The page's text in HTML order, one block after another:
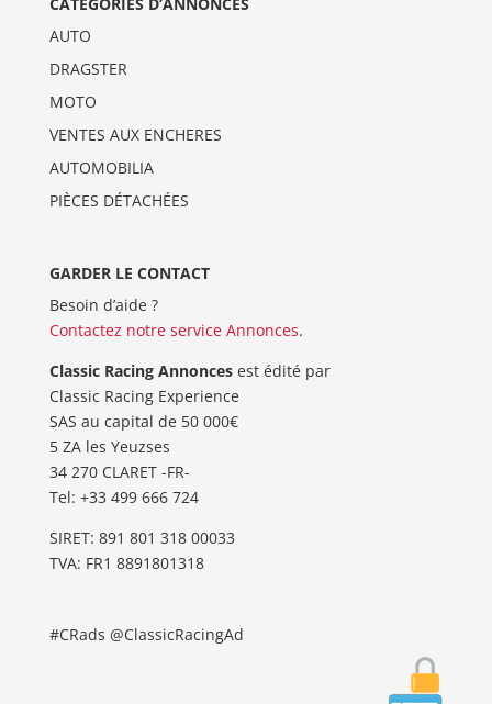
AUTO
DRAGSTER
MOTO
VENTES AUX ENCHERES
AUTOMOBILIA
PIÈCES DÉTACHÉES
GARDER LE CONTACT
Besoin d’aide ?
Contactez notre service Annonces.
Classic Racing Annoncesest édité par
Classic Racing Experience
SAS au capital de 50 000€
5 ZA les Yeuzses
34 270 CLARET -FR-
Tel: ‭+33 499 666 724‬
SIRET: 891 801 318 00033
TVA: FR1 8891801318
#CRads @ClassicRacingAd